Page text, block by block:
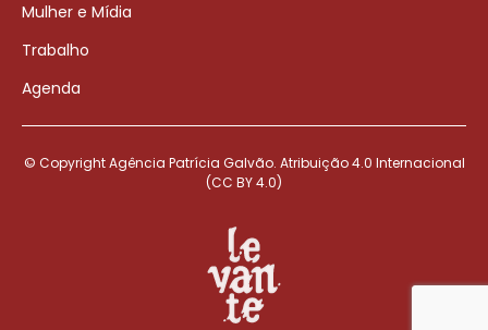
Mulher e Mídia
Trabalho
Agenda
© Copyright Agência Patrícia Galvão. Atribuição 4.0 Internacional
(CC BY 4.0)